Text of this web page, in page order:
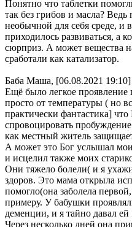
Понятно что таблетки
так без грибов и масла? Ведь
необычной для себя среде, и
приходилось развиваться, а
сюрприз. А может вещества
сработали как катализатор.
Баба Маша, [06.08.2021 19:10]
Ещё было легкое проявление
просто от температуры ( но
практически фантастика]
спровоцировать
как местный житель
А может это Бог услышал
и исцелил также моих
Они тяжело болели( и я
здоров. Это мама открыла
помогло(она заболела
примеру. У бабушки
деменции, и я тайно давал
Через несколько дней она